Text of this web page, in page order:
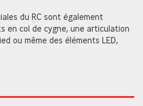
du RC sont également
en col de cygne, une articulation
ou même des éléments LED,